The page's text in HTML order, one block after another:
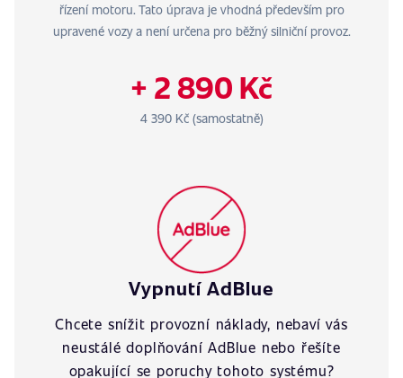
řízení motoru. Tato úprava je vhodná především pro
upravené vozy a není určena pro běžný silniční provoz.
+ 2 890 Kč
4 390 Kč (samostatně)
Vypnutí AdBlue
Chcete snížit provozní náklady, nebaví vás
neustálé doplňování AdBlue nebo řešíte
opakující se poruchy tohoto systému?